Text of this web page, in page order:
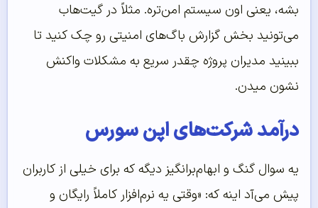
بشه، یعنی اون سیستم امن‌تره. مثلاً در گیت‌هاب
می‌تونید بخش گزارش باگ‌های امنیتی رو چک کنید تا
ببینید مدیران پروژه چقدر سریع به مشکلات واکنش
نشون میدن.
درآمد شرکت‌های اپن سورس
یه سوال گنگ و ابهام‌برانگیز دیگه که برای خیلی از کاربران
پیش می‌آد اینه که: «وقتی یه نرم‌افزار کاملاً رایگان و